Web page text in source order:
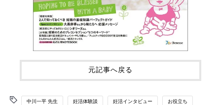
元記事へ戻る
中川一平 先生 妊活体験談 妊活インタビュー お役立ち